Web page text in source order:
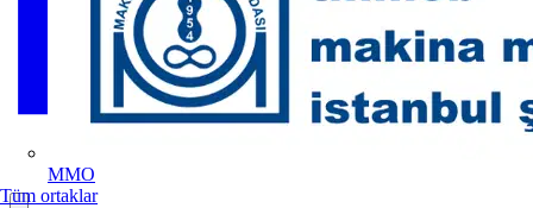
MMO
Tüm ortaklar